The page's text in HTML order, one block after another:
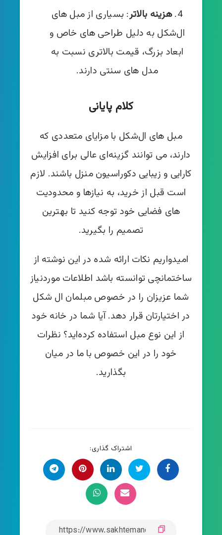
هزینه بالاتر: بسیاری از مبل‌ های
ال‌شکل به دلیل طراحی‌ های خاص و
ابعاد بزرگ، قیمت بالاتری نسبت به
مدل‌ های سنتی دارند.
کلام پایانی
مبل‌ های ال‌شکل با مزایای متعددی که
دارند، می‌ توانند گزینه‌ای عالی برای افزایش
کارایی و زیبایی دکوراسیون منزل باشند. لازم
است قبل از خرید، به نیازها و محدودیت‌
های فضایی خود توجه کنید تا بهترین
تصمیم را بگیرید.
امیدواریم نکات ارائه شده در این نوشته از
ساختمانچی توانسته باشد اطلاعات موردنیاز
شما عزیزان را در خصوص مبلمان ال شکل
در اختیارتان قرار دهد. آیا شما در خانه خود
از این نوع مبل استفاده کرده‌اید؟ نظرات
خود را در این خصوص با ما در میان
بگذارید.
اشتراک گذاری: